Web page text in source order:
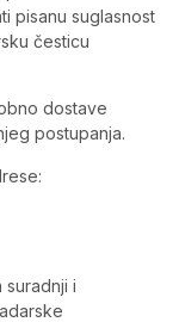
pisanu suglasnost
česticu
dostave
postupanja.
suradnji i